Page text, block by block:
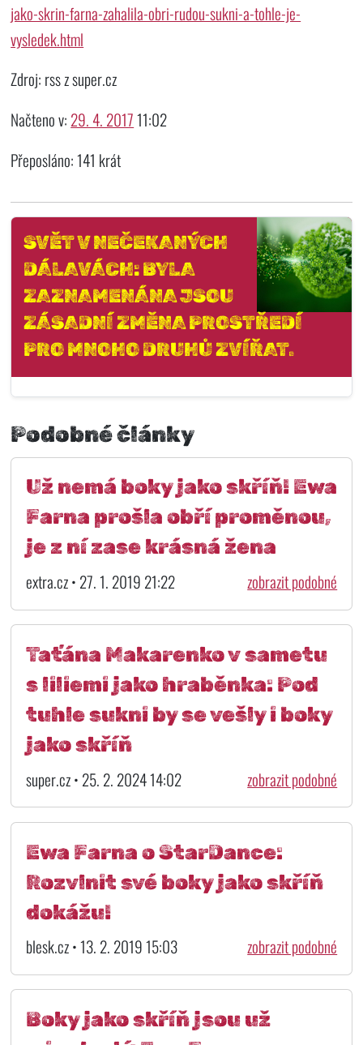
jako-skrin-farna-zahalila-obri-rudou-sukni-a-tohle-je-
vysledek.html
Zdroj: rss z super.cz
Načteno v: 29. 4. 201711:02
Přeposláno: 141 krát
SVĚT V NEČEKANÝCH
DÁLAVÁCH: BYLA
ZAZNAMENÁNA JSOU
ZÁSADNÍ ZMĚNA PROSTŘEDÍ
PRO MNOHO DRUHŮ ZVÍŘAT.
Podobné články
Už nemá boky jako skříň! Ewa
Farna prošla obří proměnou,
je z ní zase krásná žena
extra.cz • 27. 1. 2019 21:22 zobrazit podobné
Taťána Makarenko v sametu
s liliemi jako hraběnka: Pod
tuhle sukni by se vešly i boky
jako skříň
super.cz • 25. 2. 2024 14:02 zobrazit podobné
Ewa Farna o StarDance:
Rozvlnit své boky jako skříň
dokážu!
blesk.cz • 13. 2. 2019 15:03 zobrazit podobné
Boky jako skříň jsou už